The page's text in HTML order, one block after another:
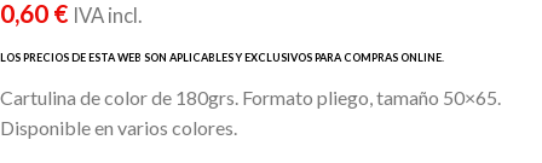
0,60 € IVA incl.
Cartulina de color de 180grs. Formato pliego, tamaño 50×65.
Disponible en varios colores.